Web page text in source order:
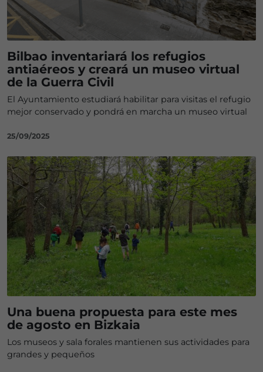
Bilbao inventariará los refugios
antiaéreos y creará un museo virtual
de la Guerra Civil
El Ayuntamiento estudiará habilitar para visitas el refugio
mejor conservado y pondrá en marcha un museo virtual
25/09/2025
Una buena propuesta para este mes
de agosto en Bizkaia
Los museos y sala forales mantienen sus actividades para
grandes y pequeños